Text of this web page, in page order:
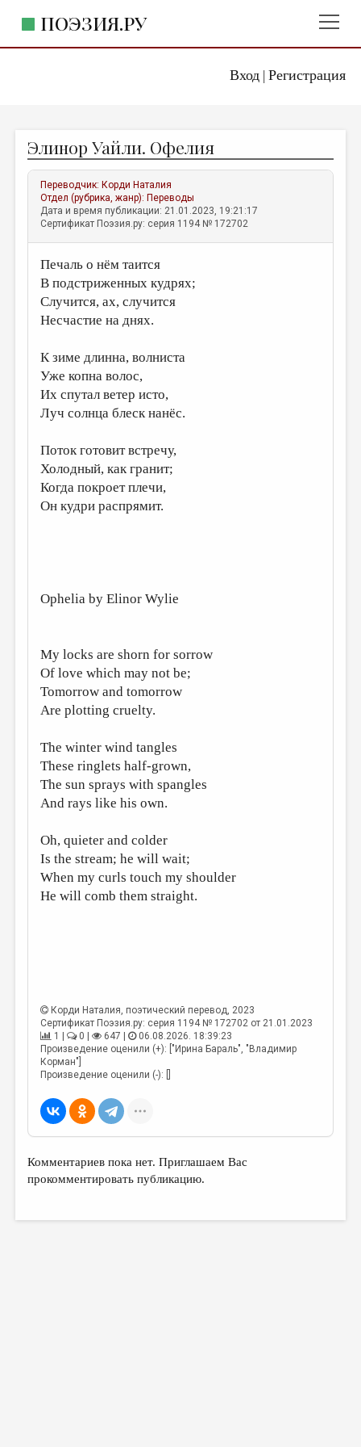
Вход| Регистрация
ПОЭЗИЯ.РУ
ЖАНРЫ
АВТОРЫ
КОММЕНТАРИИ
ЛИТСАЛОН
НОВОСТИ
ПРАВИЛА САЙТА
ИЗБРАННОЕ
ДАЙДЖЕСТ
ПРОИЗВЕДЕНИЯ
ПЕРЕВОДЫ
КОНКУРСЫ
ДЕТСКАЯ КОМНАТА
ОБЪЯВЛЕНИЯ
КОЛОНКА РЕДАКТОРА
РЕДКОЛЛЕГИЯ
ОТ РЕДАКЦИИ
ЭССЕИСТИКА
ЛИТЕРАТУРОВЕДЕНИЕ
КУЛЬТУРОВЕДЕНИЕ
ПУБЛИЦИСТИКА
РЕЦЕНЗИРОВАНИЕ
ЦИКЛЫ ПУБЛИКАЦИЙ
Элинор Уайли. Офелия
Переводчик: Корди Наталия
Отдел (рубрика, жанр): Переводы
Дата и время публикации: 21.01.2023, 19:21:17
Сертификат Поэзия.ру: серия 1194 № 172702
Печаль о нём таится
В подстриженных кудрях;
Случится, ах, случится
Несчастие на днях.
К зиме длинна, волниста
Уже копна волос,
Их спутал ветер исто,
Луч солнца блеск нанёс.
Поток готовит встречу,
Холодный, как гранит;
Когда покроет плечи,
Он кудри распрямит.
Ophelia by Elinor Wylie
My locks are shorn for sorrow
Of love which may not be;
Tomorrow and tomorrow
Are plotting cruelty.
The winter wind tangles
These ringlets half-grown,
The sun sprays with spangles
And rays like his own.
Oh, quieter and colder
Is the stream; he will wait;
When my curls touch my shoulder
He will comb them straight.
Корди Наталия, поэтический перевод, 2023
Сертификат Поэзия.ру: серия 1194 № 172702 от 21.01.2023
1 |
0 | 647 |
06.08.2026. 18:39:23
Произведение оценили (+): ["Ирина Бараль", "Владимир
Корман"]
Произведение оценили (-): []
Комментариев пока нет. Приглашаем Вас
прокомментировать публикацию.